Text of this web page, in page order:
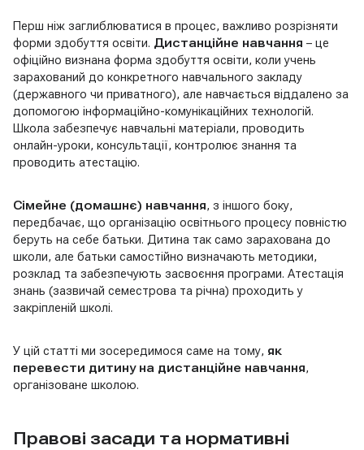
Перш ніж заглиблюватися в процес, важливо розрізняти
форми здобуття освіти. Дистанційне навчання – це
офіційно визнана форма здобуття освіти, коли учень
зарахований до конкретного навчального закладу
(державного чи приватного), але навчається віддалено за
допомогою інформаційно-комунікаційних технологій.
Школа забезпечує навчальні матеріали, проводить
онлайн-уроки, консультації, контролює знання та
проводить атестацію.
Сімейне (домашнє) навчання, з іншого боку,
передбачає, що організацію освітнього процесу повністю
беруть на себе батьки. Дитина так само зарахована до
школи, але батьки самостійно визначають методики,
розклад та забезпечують засвоєння програми. Атестація
знань (зазвичай семестрова та річна) проходить у
закріпленій школі.
У цій статті ми зосередимося саме на тому, як
перевести дитину на дистанційне навчання,
організоване школою.
Правові засади та нормативні